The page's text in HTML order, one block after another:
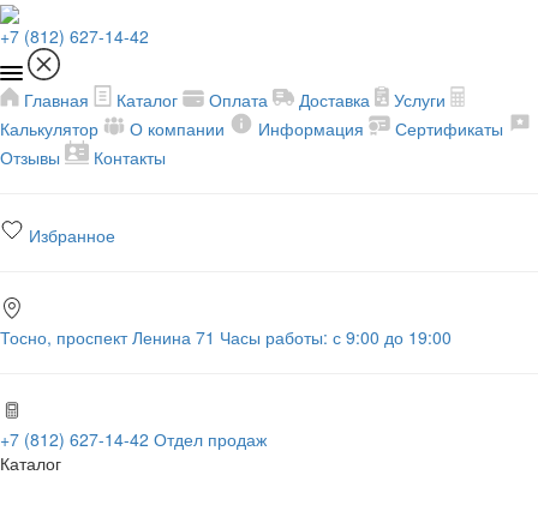
+7 (812) 627-14-42
Главная Каталог Оплата Доставка
Услуги
Калькулятор
О компании Информация
Сертификаты
Отзывы
Контакты
Избранное
Тосно, проспект Ленина 71 Часы работы: с 9:00 до 19:00
+7 (812) 627-14-42 Отдел продаж
Каталог